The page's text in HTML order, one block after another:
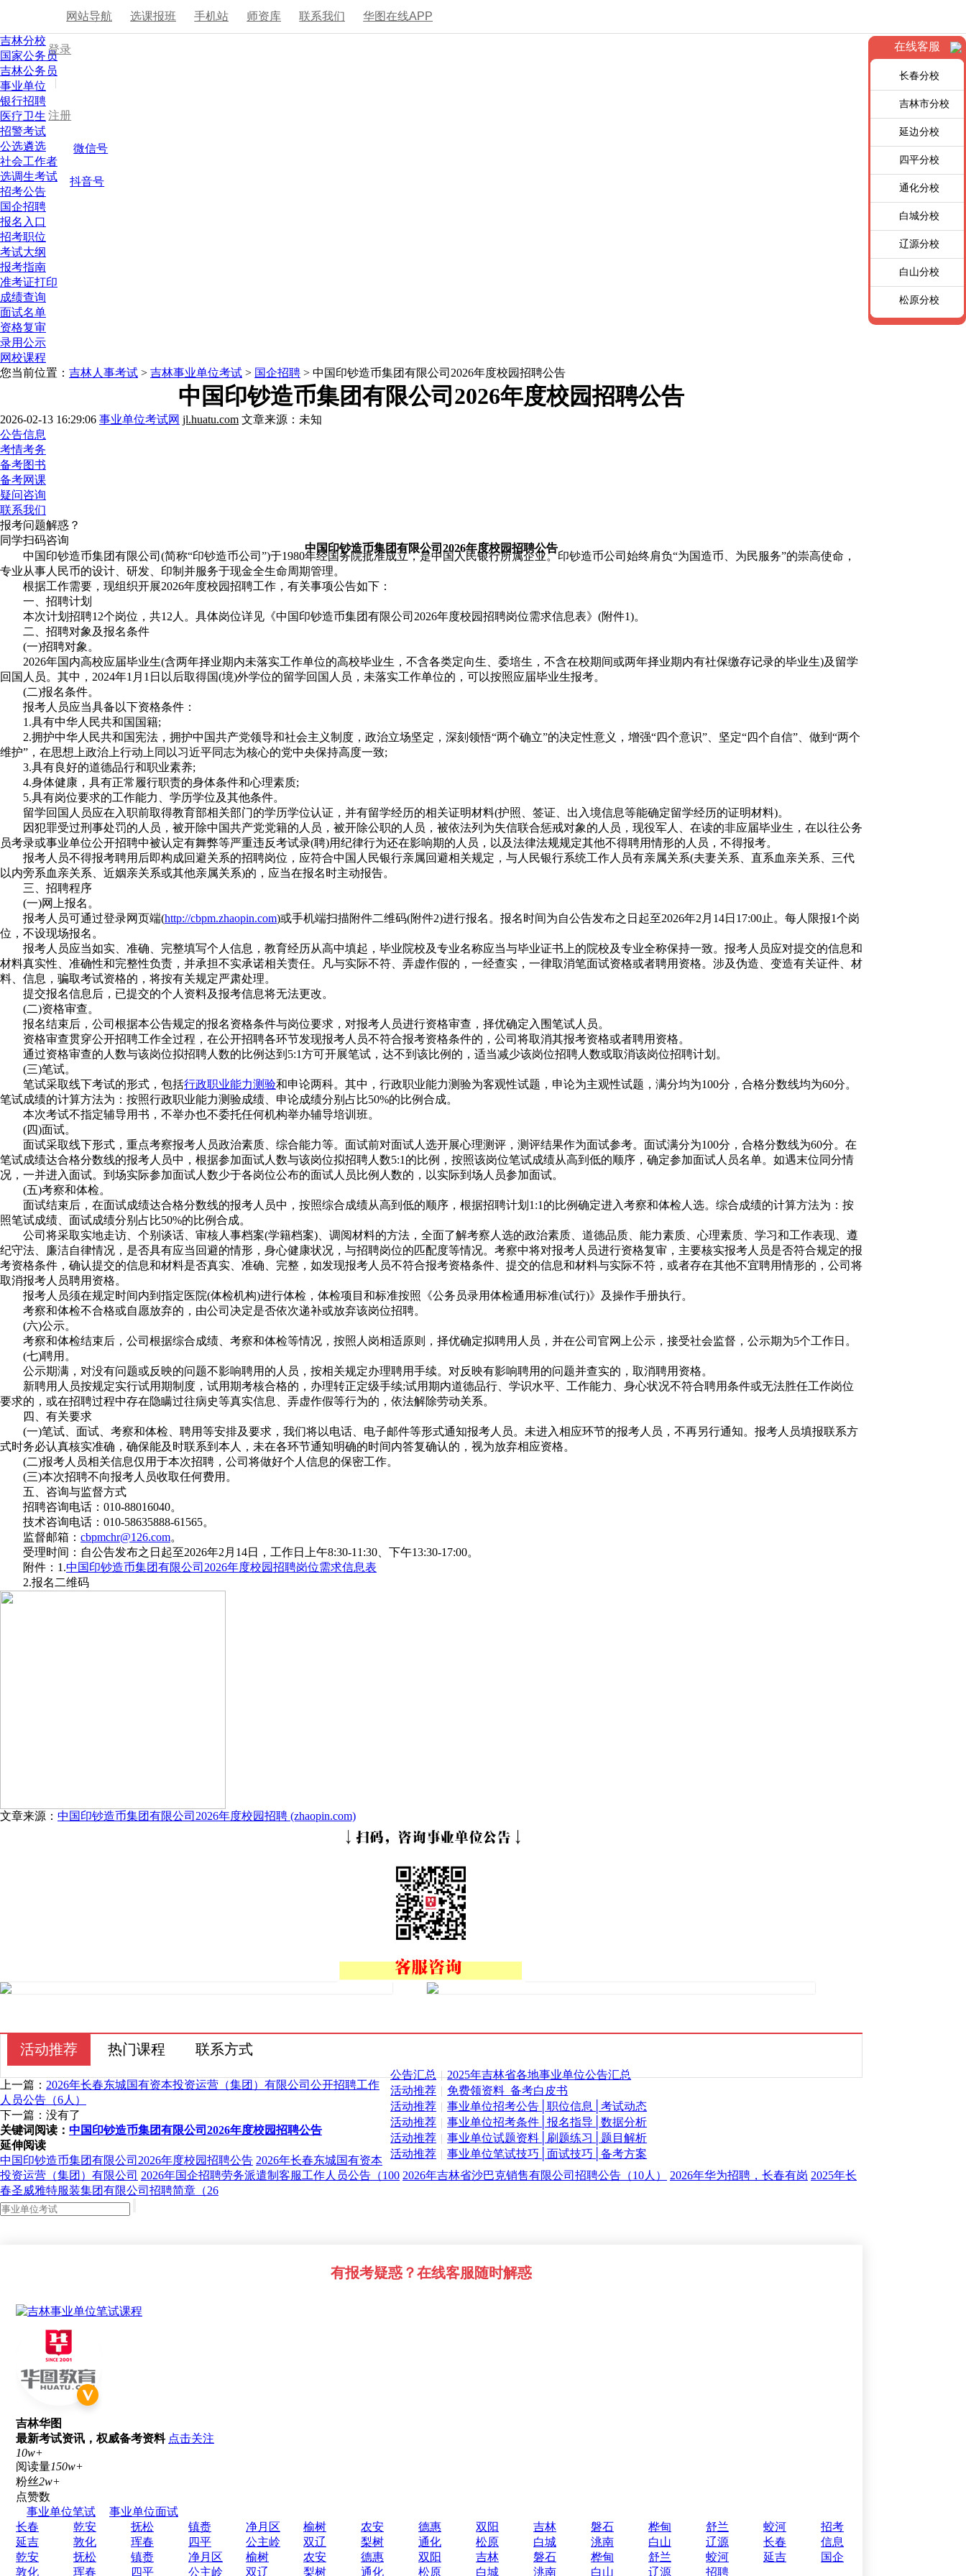
网站导航 选课报班 手机站 师资库 联系我们 华图在线APP
登录
|
注册
微信号
抖音号
吉林分校
国家公务员
吉林公务员
事业单位
银行招聘
医疗卫生
招警考试
公选遴选
社会工作者
选调生考试
招考公告
国企招聘
报名入口
招考职位
考试大纲
报考指南
准考证打印
成绩查询
面试名单
资格复审
录用公示
网校课程
您当前位置： 吉林人事考试 > 吉林事业单位考试 > 国企招聘 > 中国印钞造币集团有限公司2026年度校园招聘公告
中国印钞造币集团有限公司2026年度校园招聘公告
2026-02-13 16:29:06 事业单位考试网 jl.huatu.com 文章来源：未知
公告信息
考情考务
备考图书
备考网课
疑问咨询
联系我们
报考问题解惑？
同学扫码咨询
中国印钞造币集团有限公司2026年度校园招聘公告
中国印钞造币集团有限公司(简称“印钞造币公司”)于1980年经国务院批准成立，是中国人民银行所属企业。印钞造币公司始终肩负“为国造币、为民服务”的崇高使命，
专业从事人民币的设计、研发、印制并服务于现金全生命周期管理。
根据工作需要，现组织开展2026年度校园招聘工作，有关事项公告如下：
一、招聘计划
本次计划招聘12个岗位，共12人。具体岗位详见《中国印钞造币集团有限公司2026年度校园招聘岗位需求信息表》(附件1)。
二、招聘对象及报名条件
(一)招聘对象。
2026年国内高校应届毕业生(含两年择业期内未落实工作单位的高校毕业生，不含各类定向生、委培生，不含在校期间或两年择业期内有社保缴存记录的毕业生)及留学
回国人员。其中，2024年1月1日以后取得国(境)外学位的留学回国人员，未落实工作单位的，可以按照应届毕业生报考。
(二)报名条件。
报考人员应当具备以下资格条件：
1.具有中华人民共和国国籍;
2.拥护中华人民共和国宪法，拥护中国共产党领导和社会主义制度，政治立场坚定，深刻领悟“两个确立”的决定性意义，增强“四个意识”、坚定“四个自信”、做到“两个
维护”，在思想上政治上行动上同以习近平同志为核心的党中央保持高度一致;
3.具有良好的道德品行和职业素养;
4.身体健康，具有正常履行职责的身体条件和心理素质;
5.具有岗位要求的工作能力、学历学位及其他条件。
留学回国人员应在入职前取得教育部相关部门的学历学位认证，并有留学经历的相关证明材料(护照、签证、出入境信息等能确定留学经历的证明材料)。
因犯罪受过刑事处罚的人员，被开除中国共产党党籍的人员，被开除公职的人员，被依法列为失信联合惩戒对象的人员，现役军人、在读的非应届毕业生，在以往公务
员考录或事业单位公开招聘中被认定有舞弊等严重违反考试录(聘)用纪律行为还在影响期的人员，以及法律法规规定其他不得聘用情形的人员，不得报考。
报考人员不得报考聘用后即构成回避关系的招聘岗位，应符合中国人民银行亲属回避相关规定，与人民银行系统工作人员有亲属关系(夫妻关系、直系血亲关系、三代
以内旁系血亲关系、近姻亲关系或其他亲属关系)的，应当在报名时主动报告。
三、招聘程序
(一)网上报名。
报考人员可通过登录网页端(http://cbpm.zhaopin.com)或手机端扫描附件二维码(附件2)进行报名。报名时间为自公告发布之日起至2026年2月14日17:00止。每人限报1个岗
位，不设现场报名。
报考人员应当如实、准确、完整填写个人信息，教育经历从高中填起，毕业院校及专业名称应当与毕业证书上的院校及专业全称保持一致。报考人员应对提交的信息和
材料真实性、准确性和完整性负责，并承担不实承诺相关责任。凡与实际不符、弄虚作假的，一经查实，一律取消笔面试资格或者聘用资格。涉及伪造、变造有关证件、材
料、信息，骗取考试资格的，将按有关规定严肃处理。
提交报名信息后，已提交的个人资料及报考信息将无法更改。
(二)资格审查。
报名结束后，公司根据本公告规定的报名资格条件与岗位要求，对报考人员进行资格审查，择优确定入围笔试人员。
资格审查贯穿公开招聘工作全过程，在公开招聘各环节发现报考人员不符合报考资格条件的，公司将取消其报考资格或者聘用资格。
通过资格审查的人数与该岗位拟招聘人数的比例达到5:1方可开展笔试，达不到该比例的，适当减少该岗位招聘人数或取消该岗位招聘计划。
(三)笔试。
笔试采取线下考试的形式，包括行政职业能力测验和申论两科。其中，行政职业能力测验为客观性试题，申论为主观性试题，满分均为100分，合格分数线均为60分。
笔试成绩的计算方法为：按照行政职业能力测验成绩、申论成绩分别占比50%的比例合成。
本次考试不指定辅导用书，不举办也不委托任何机构举办辅导培训班。
(四)面试。
面试采取线下形式，重点考察报考人员政治素质、综合能力等。面试前对面试人选开展心理测评，测评结果作为面试参考。面试满分为100分，合格分数线为60分。在
笔试成绩达合格分数线的报考人员中，根据参加面试人数与该岗位拟招聘人数5:1的比例，按照该岗位笔试成绩从高到低的顺序，确定参加面试人员名单。如遇末位同分情
况，一并进入面试。到场实际参加面试人数少于各岗位公布的面试人员比例人数的，以实际到场人员参加面试。
(五)考察和体检。
面试结束后，在面试成绩达合格分数线的报考人员中，按照综合成绩从高到低的顺序，根据招聘计划1:1的比例确定进入考察和体检人选。综合成绩的计算方法为：按
照笔试成绩、面试成绩分别占比50%的比例合成。
公司将采取实地走访、个别谈话、审核人事档案(学籍档案)、调阅材料的方法，全面了解考察人选的政治素质、道德品质、能力素质、心理素质、学习和工作表现、遵
纪守法、廉洁自律情况，是否具有应当回避的情形，身心健康状况，与招聘岗位的匹配度等情况。考察中将对报考人员进行资格复审，主要核实报考人员是否符合规定的报
考资格条件，确认提交的信息和材料是否真实、准确、完整，如发现报考人员不符合报考资格条件、提交的信息和材料与实际不符，或者存在其他不宜聘用情形的，公司将
取消报考人员聘用资格。
报考人员须在规定时间内到指定医院(体检机构)进行体检，体检项目和标准按照《公务员录用体检通用标准(试行)》及操作手册执行。
考察和体检不合格或自愿放弃的，由公司决定是否依次递补或放弃该岗位招聘。
(六)公示。
考察和体检结束后，公司根据综合成绩、考察和体检等情况，按照人岗相适原则，择优确定拟聘用人员，并在公司官网上公示，接受社会监督，公示期为5个工作日。
(七)聘用。
公示期满，对没有问题或反映的问题不影响聘用的人员，按相关规定办理聘用手续。对反映有影响聘用的问题并查实的，取消聘用资格。
新聘用人员按规定实行试用期制度，试用期考核合格的，办理转正定级手续;试用期内道德品行、学识水平、工作能力、身心状况不符合聘用条件或无法胜任工作岗位
要求的，或在招聘过程中存在隐瞒过往病史等真实信息、弄虚作假等行为的，依法解除劳动关系。
四、有关要求
(一)笔试、面试、考察和体检、聘用等安排及要求，我们将以电话、电子邮件等形式通知报考人员。未进入相应环节的报考人员，不再另行通知。报考人员填报联系方
式时务必认真核实准确，确保能及时联系到本人，未在各环节通知明确的时间内答复确认的，视为放弃相应资格。
(二)报考人员相关信息仅用于本次招聘，公司将做好个人信息的保密工作。
(三)本次招聘不向报考人员收取任何费用。
五、咨询与监督方式
招聘咨询电话：010-88016040。
技术咨询电话：010-58635888-61565。
监督邮箱： cbpmchr@126.com。
受理时间：自公告发布之日起至2026年2月14日，工作日上午8:30-11:30、下午13:30-17:00。
附件：1.中国印钞造币集团有限公司2026年度校园招聘岗位需求信息表
2.报名二维码
文章来源： 中国印钞造币集团有限公司2026年度校园招聘 (zhaopin.com)
活动推荐 热门课程 联系方式
公告汇总 | 2025年吉林省各地事业单位公告汇总
活动推荐 | 免费领资料_备考白皮书
活动推荐 | 事业单位招考公告│职位信息│考试动态
活动推荐 | 事业单位招考条件│报名指导│数据分析
活动推荐 | 事业单位试题资料│刷题练习│题目解析
活动推荐 | 事业单位笔试技巧│面试技巧│备考方案
上一篇： 2026年长春东城国有资本投资运营（集团）有限公司公开招聘工作
人员公告（6人）
下一篇：没有了
关键词阅读： 中国印钞造币集团有限公司2026年度校园招聘公告
延伸阅读
中国印钞造币集团有限公司2026年度校园招聘公告 2026年长春东城国有资本
投资运营（集团）有限公司 2026年国企招聘劳务派遣制客服工作人员公告（100 2026年吉林省沙巴克销售有限公司招聘公告（10人） 2026年华为招聘，长春有岗 2025年长
春圣威雅特服装集团有限公司招聘简章（26
有报考疑惑？在线客服随时解惑
吉林华图
最新考试资讯，权威备考资料 点击关注
10w+
阅读量150w+
粉丝2w+
点赞数
事业单位笔试
事业单位面试
长春
乾安 抚松 镇赉 净月区 榆树 农安 德惠 双阳 吉林 磐石 桦甸 舒兰
蛟河
延吉
敦化 珲春 四平 公主岭 双辽 梨树 通化 松原 白城 洮南 白山 辽源
长春
乾安
抚松 镇赉 净月区 榆树 农安 德惠 双阳 吉林 磐石 桦甸 舒兰 蛟河
延吉
敦化
珲春 四平 公主岭 双辽 梨树 通化 松原 白城 洮南 白山 辽源
招考
信息
国企
招聘
在线客服
长春分校
吉林市分校
延边分校
四平分校
通化分校
白城分校
辽源分校
白山分校
松原分校